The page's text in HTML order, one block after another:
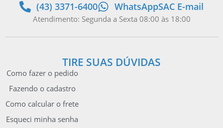
(43) 3371-6400 WhatsAppSAC E-mail
Atendimento: Segunda a Sexta 08:00 às 18:00
TIRE SUAS DÚVIDAS
Como fazer o pedido
Fazendo o cadastro
Como calcular o frete
Esqueci minha senha